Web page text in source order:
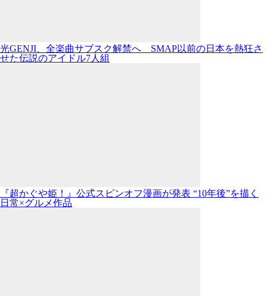
光GENJI、全楽曲サブスク解禁へ SMAP以前の日本を熱狂さ
せた伝説のアイドル7人組
『超かぐや姫！』公式スピンオフ漫画が発表 “10年後”を描く
日常×グルメ作品